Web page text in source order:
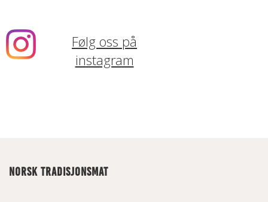
Følg oss på
instagram
NORSK TRADISJONSMAT